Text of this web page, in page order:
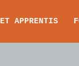
APPRENTIS